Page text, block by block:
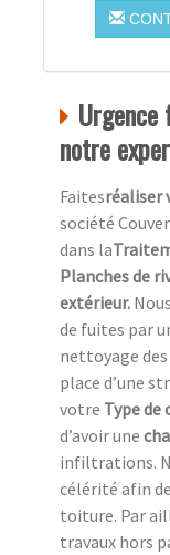
notre
Faitesréaliser
société
dans la
Planches de
extérieur.
de fuites par
nettoyage des
place d’une
votre Type de
d’avoir une
infiltrations.
célérité afin
toiture. Par
travaux hors